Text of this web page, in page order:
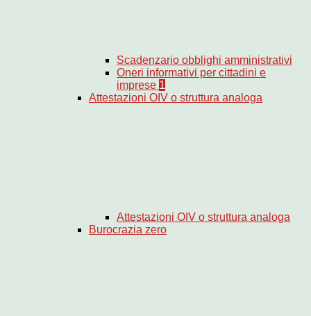
Scadenzario obblighi amministrativi
Oneri informativi per cittadini e
imprese 1
Attestazioni OIV o struttura analoga
Attestazioni OIV o struttura analoga
Burocrazia zero